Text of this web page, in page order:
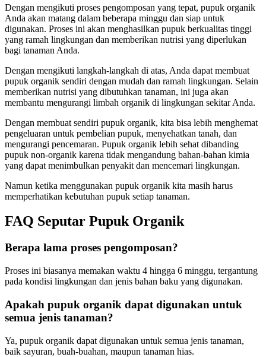
Dengan mengikuti proses pengomposan yang tepat, pupuk organik
Anda akan matang dalam beberapa minggu dan siap untuk
digunakan. Proses ini akan menghasilkan pupuk berkualitas tinggi
yang ramah lingkungan dan memberikan nutrisi yang diperlukan
bagi tanaman Anda.
Dengan mengikuti langkah-langkah di atas, Anda dapat membuat
pupuk organik sendiri dengan mudah dan ramah lingkungan. Selain
memberikan nutrisi yang dibutuhkan tanaman, ini juga akan
membantu mengurangi limbah organik di lingkungan sekitar Anda.
Dengan membuat sendiri pupuk organik, kita bisa lebih menghemat
pengeluaran untuk pembelian pupuk, menyehatkan tanah, dan
mengurangi pencemaran. Pupuk organik lebih sehat dibanding
pupuk non-organik karena tidak mengandung bahan-bahan kimia
yang dapat menimbulkan penyakit dan mencemari lingkungan.
Namun ketika menggunakan pupuk organik kita masih harus
memperhatikan kebutuhan pupuk setiap tanaman.
FAQ Seputar Pupuk Organik
Berapa lama proses pengomposan?
Proses ini biasanya memakan waktu 4 hingga 6 minggu, tergantung
pada kondisi lingkungan dan jenis bahan baku yang digunakan.
Apakah pupuk organik dapat digunakan untuk
semua jenis tanaman?
Ya, pupuk organik dapat digunakan untuk semua jenis tanaman,
baik sayuran, buah-buahan, maupun tanaman hias.